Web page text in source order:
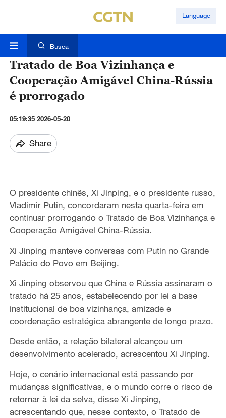
Language
Busca
Tratado de Boa Vizinhança e
Cooperação Amigável China-Rússia
é prorrogado
05:19:35 2026-05-20
Share
O presidente chinês, Xi Jinping, e o presidente russo,
Vladimir Putin, concordaram nesta quarta-feira em
continuar prorrogando o Tratado de Boa Vizinhança e
Cooperação Amigável China-Rússia.
Xi Jinping manteve conversas com Putin no Grande
Palácio do Povo em Beijing.
Xi Jinping observou que China e Rússia assinaram o
tratado há 25 anos, estabelecendo por lei a base
institucional de boa vizinhança, amizade e
coordenação estratégica abrangente de longo prazo.
Desde então, a relação bilateral alcançou um
desenvolvimento acelerado, acrescentou Xi Jinping.
Hoje, o cenário internacional está passando por
mudanças significativas, e o mundo corre o risco de
retornar à lei da selva, disse Xi Jinping,
acrescentando que, nesse contexto, o Tratado de